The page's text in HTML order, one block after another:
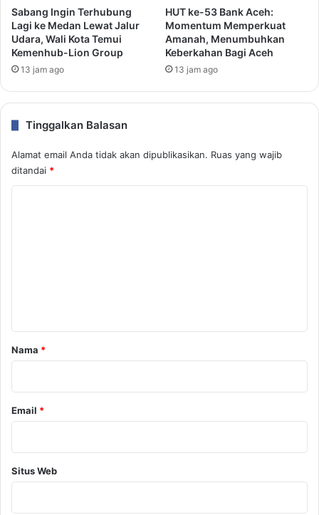
Sabang Ingin Terhubung
Lagi ke Medan Lewat Jalur
Udara, Wali Kota Temui
Kemenhub-Lion Group
13 jam ago
HUT ke-53 Bank Aceh:
Momentum Memperkuat
Amanah, Menumbuhkan
Keberkahan Bagi Aceh
13 jam ago
Tinggalkan Balasan
Alamat email Anda tidak akan dipublikasikan. Ruas yang wajib
ditandai *
r
Nama *
Email *
Situs Web